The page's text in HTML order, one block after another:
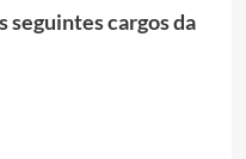
seguintes cargos da